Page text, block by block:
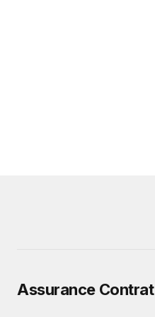
Assurance Contrat